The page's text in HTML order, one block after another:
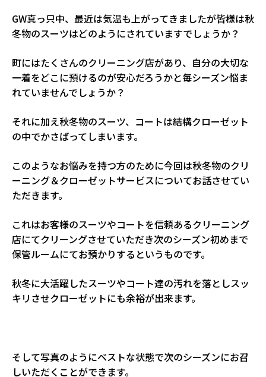
GW真っ只中、最近は気温も上がってきましたが皆様は秋
冬物のスーツはどのようにされていますでしょうか？
町にはたくさんのクリーニング店があり、自分の大切な
一着をどこに預けるのが安心だろうかと毎シーズン悩ま
れていませんでしょうか？
それに加え秋冬物のスーツ、コートは結構クローゼット
の中でかさばってしまいます。
このようなお悩みを持つ方のために今回は秋冬物のクリ
ーニング＆クローゼットサービスについてお話させてい
ただきます。
これはお客様のスーツやコートを信頼あるクリーニング
店にてクリーングさせていただき次のシーズン初めまで
保管ルームにてお預かりするというものです。
秋冬に大活躍したスーツやコート達の汚れを落としスッ
キリさせクローゼットにも余裕が出来ます。
そして写真のようにベストな状態で次のシーズンにお召
しいただくことができます。